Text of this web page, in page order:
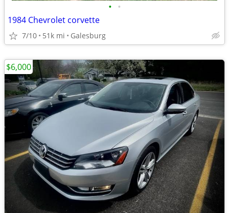
• •
1984 Chevrolet corvette
7/10 51k mi Galesburg
$6,000